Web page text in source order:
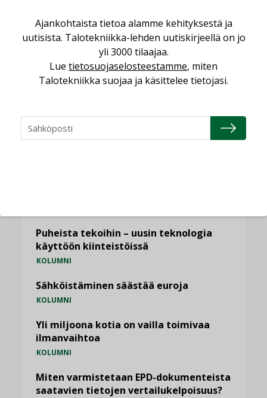
Puutteellinen eristys lisää lämpöhäviöitä
LEHDEN ARTIKKELIT
Kaivamattomat menetelmät
vakiinnuttavat asemansa taloyhtiöissä
KATSO KAIKKI
Puheista tekoihin – uusin teknologia
käyttöön kiinteistöissä
KOLUMNI
Sähköistäminen säästää euroja
KOLUMNI
Yli miljoona kotia on vailla toimivaa
ilmanvaihtoa
KOLUMNI
Miten varmistetaan EPD-dokumenteista
saatavien tietojen vertailukelpoisuus?
Ajankohtaista tietoa alamme kehityksestä ja
uutisista. Talotekniikka-lehden uutiskirjeellä on jo
yli 3000 tilaajaa.
Lue tietosuojaselosteestamme, miten
Talotekniikka suojaa ja käsittelee tietojasi.